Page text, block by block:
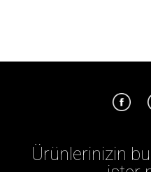
Ürünlerinizin